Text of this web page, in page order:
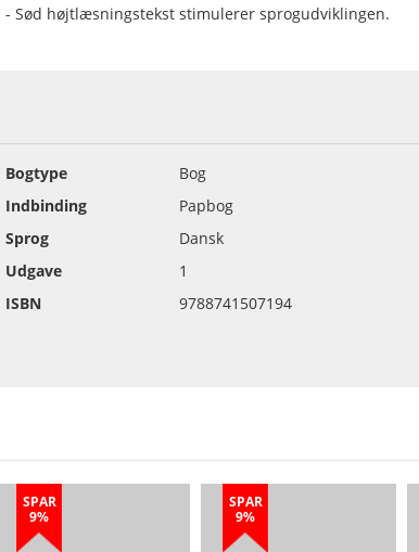
- Sød højtlæsningstekst stimulerer sprogudviklingen.
Bogtype
Bog
Indbinding
Papbog
Sprog
Dansk
Udgave
1
ISBN
9788741507194
SPAR
9%
SPAR
9%